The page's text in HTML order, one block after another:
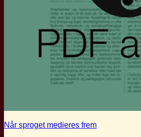
Når sproget medieres frem